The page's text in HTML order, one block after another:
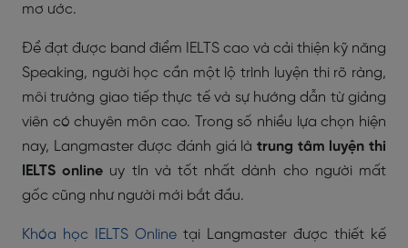
mơ ước.
Để đạt được band điểm IELTS cao và cải thiện kỹ năng
Speaking, người học cần một lộ trình luyện thi rõ ràng,
môi trường giao tiếp thực tế và sự hướng dẫn từ giảng
viên có chuyên môn cao. Trong số nhiều lựa chọn hiện
nay, Langmaster được đánh giá là trung tâm luyện thi
IELTS online uy tín và tốt nhất dành cho người mất
gốc cũng như người mới bắt đầu.
Khóa học IELTS Online tại Langmaster được thiết kế